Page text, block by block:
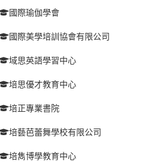
國際瑜伽學會
國際美學培訓協會有限公司
域思英語學習中心
培思優才教育中心
培正專業書院
培藝芭蕾舞學校有限公司
培雋博學教育中心